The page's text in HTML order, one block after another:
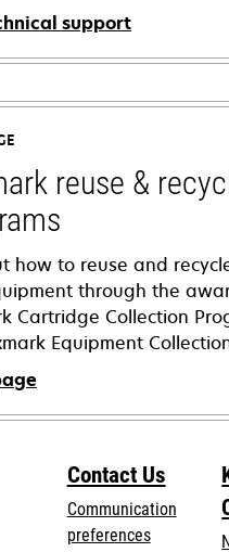
support
reuse &
how to reuse and
through the
Cartridge Collection
Equipment
Contact Us
Communication
preferences